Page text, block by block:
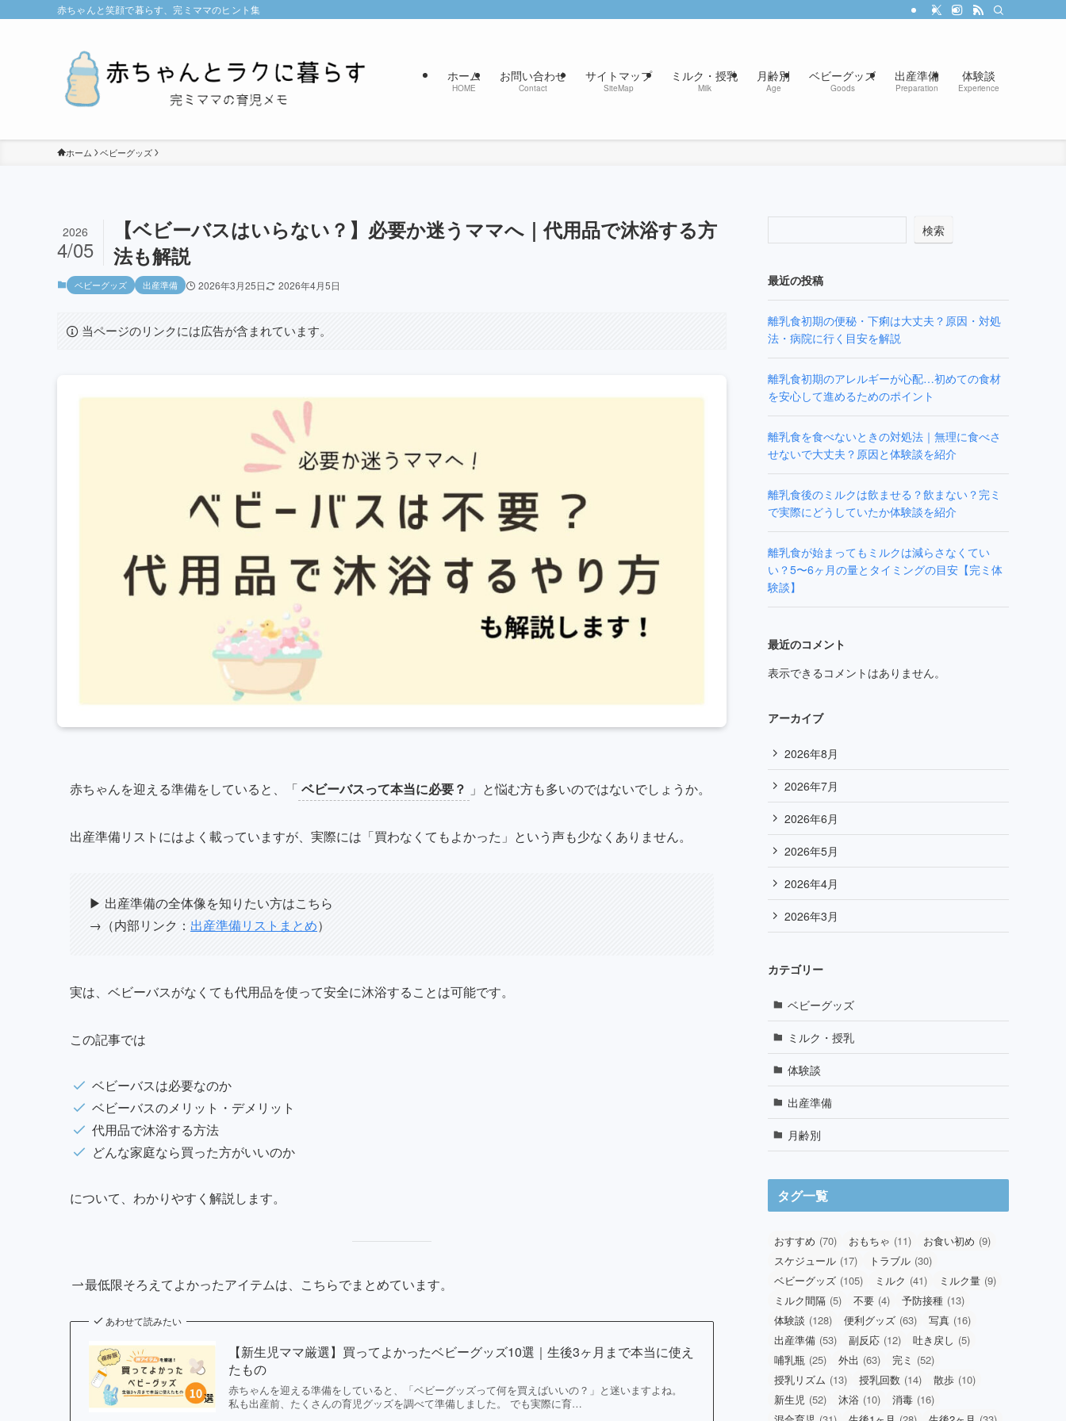
赤ちゃんと笑顔で暮らす、完ミママのヒント集
ホーム
HOME
お問い合わせ
Contact
サイトマップ
SiteMap
ミルク・授乳
Milk
月齢別
Age
ベビーグッズ
Goods
出産準備
Preparation
体験談
Experience
ホーム ベビーグッズ
【ベビーバスはいらない？】必要か迷うママへ｜代用品で沐浴する方
法も解説
2026
4/05
ベビーグッズ 出産準備 2026年3月25日 2026年4月5日
当ページのリンクには広告が含まれています。
赤ちゃんを迎える準備をしていると、「 ベビーバスって本当に必要？ 」と悩む方も多いのではないでしょうか。
出産準備リストにはよく載っていますが、実際には「買わなくてもよかった」という声も少なくありません。
▶︎ 出産準備の全体像を知りたい方はこちら
→（内部リンク： 出産準備リストまとめ）
実は、ベビーバスがなくても代用品を使って安全に沐浴することは可能です。
この記事では
ベビーバスは必要なのか
ベビーバスのメリット・デメリット
代用品で沐浴する方法
どんな家庭なら買った方がいいのか
について、わかりやすく解説します。
最低限そろえてよかったアイテムは、こちらでまとめています。
あわせて読みたい
【新生児ママ厳選】買ってよかったベビーグッズ10選｜生後3ヶ月まで本当に使え
たもの
赤ちゃんを迎える準備をしていると、「ベビーグッズって何を買えばいいの？」と迷いますよね。
私も出産前、たくさんの育児グッズを調べて準備しました。 でも実際に育…
検索
最近の投稿
離乳食初期の便秘・下痢は大丈夫？原因・対処
法・病院に行く目安を解説
離乳食初期のアレルギーが心配…初めての食材
を安心して進めるためのポイント
離乳食を食べないときの対処法｜無理に食べさ
せないで大丈夫？原因と体験談を紹介
離乳食後のミルクは飲ませる？飲まない？完ミ
で実際にどうしていたか体験談を紹介
離乳食が始まってもミルクは減らさなくてい
い？5〜6ヶ月の量とタイミングの目安【完ミ体
験談】
最近のコメント
表示できるコメントはありません。
アーカイブ
2026年8月
2026年7月
2026年6月
2026年5月
2026年4月
2026年3月
カテゴリー
ベビーグッズ
ミルク・授乳
体験談
出産準備
月齢別
タグ一覧
おすすめ (70) おもちゃ (11) お食い初め (9)
スケジュール (17) トラブル (30)
ベビーグッズ (105) ミルク (41) ミルク量 (9)
ミルク間隔 (5) 不要 (4) 予防接種 (13)
体験談 (128) 便利グッズ (63) 写真 (16)
出産準備 (53) 副反応 (12) 吐き戻し (5)
哺乳瓶 (25) 外出 (63) 完ミ (52)
授乳リズム (13) 授乳回数 (14) 散歩 (10)
新生児 (52) 沐浴 (10) 消毒 (16)